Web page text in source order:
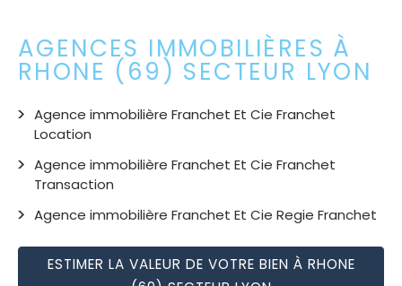
AGENCES IMMOBILIÈRES À
RHONE (69) SECTEUR LYON
Agence immobilière Franchet Et Cie Franchet
Location
Agence immobilière Franchet Et Cie Franchet
Transaction
Agence immobilière Franchet Et Cie Regie Franchet
ESTIMER LA VALEUR DE VOTRE BIEN À RHONE